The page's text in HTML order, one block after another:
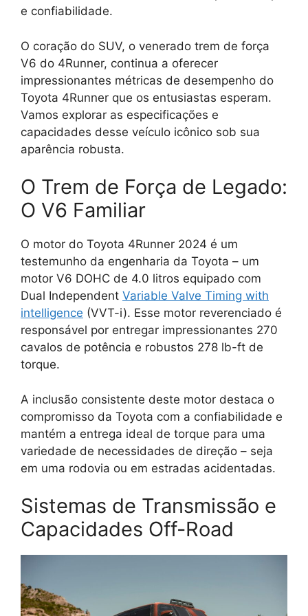
e confiabilidade.
O coração do SUV, o venerado trem de força
V6 do 4Runner, continua a oferecer
impressionantes métricas de desempenho do
Toyota 4Runner que os entusiastas esperam.
Vamos explorar as especificações e
capacidades desse veículo icônico sob sua
aparência robusta.
O Trem de Força de Legado:
O V6 Familiar
O motor do Toyota 4Runner 2024 é um
testemunho da engenharia da Toyota – um
motor V6 DOHC de 4.0 litros equipado com
Dual Independent Variable Valve Timing with
intelligence (VVT-i). Esse motor reverenciado é
responsável por entregar impressionantes 270
cavalos de potência e robustos 278 lb-ft de
torque.
A inclusão consistente deste motor destaca o
compromisso da Toyota com a confiabilidade e
mantém a entrega ideal de torque para uma
variedade de necessidades de direção – seja
em uma rodovia ou em estradas acidentadas.
Sistemas de Transmissão e
Capacidades Off-Road